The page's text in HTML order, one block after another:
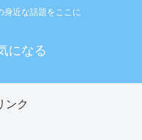
身近な話題をここに
になる
ンク